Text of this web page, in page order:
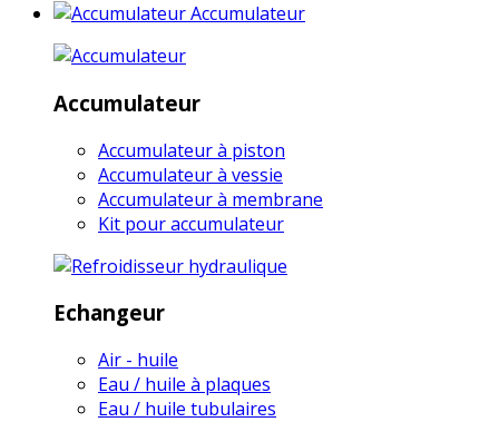
Accumulateur
Accumulateur
Accumulateur à piston
Accumulateur à vessie
Accumulateur à membrane
Kit pour accumulateur
Echangeur
Air - huile
Eau / huile à plaques
Eau / huile tubulaires